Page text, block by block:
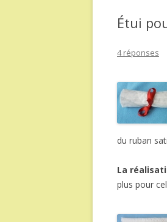
Étui
4 réponses
du ruban
La
plus pour